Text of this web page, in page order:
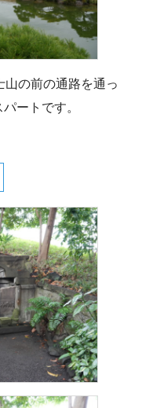
の前の通路を通っ
ートです。